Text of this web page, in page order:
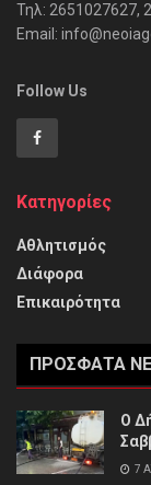
Τηλ: 2651027627,
Email:
Follow Us
Κατηγορίες
Αθλητισμός
Διάφορα
Επικαιρότητα
ΠΡΌΣΦΑΤΑ
Ο
7